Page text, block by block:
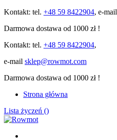
Kontakt: tel. +48 59 8422904, e-mail
Darmowa dostawa od 1000 zł !
Kontakt: tel. +48 59 8422904,
e-mail sklep@rowmot.com
Darmowa dostawa od 1000 zł !
Strona główna
Lista życzeń ()